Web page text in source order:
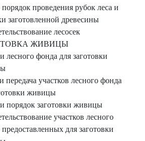
проведения рубок леса и
заготовленной древесины
лесосек
ЖИВИЦЫ
лесного фонда для заготовки
передача участков лесного фонда
живицы
порядок заготовки живицы
участков лесного
для заготовки